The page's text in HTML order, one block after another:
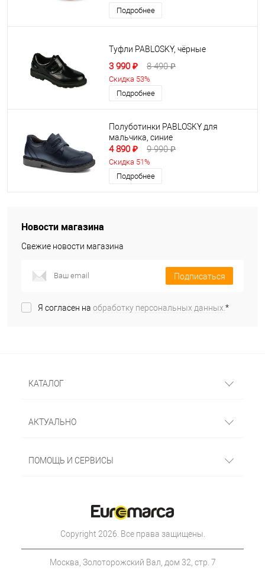
Подробнее
Туфли PABLOSKY, чёрные
3 990 ₽ 8 490 ₽
Скидка 53%
Подробнее
Полуботинки PABLOSKY для
мальчика, синие
4 890 ₽ 9 990 ₽
Скидка 51%
Подробнее
Новости магазина
Свежие новости магазина
Подписаться
Я согласен на обработку персональных данных.*
КАТАЛОГ
АКТУАЛЬНО
ПОМОЩЬ И СЕРВИСЫ
Copyright 2026. Все права защищены.
Москва, Золоторожский Вал, дом 32, стр. 7